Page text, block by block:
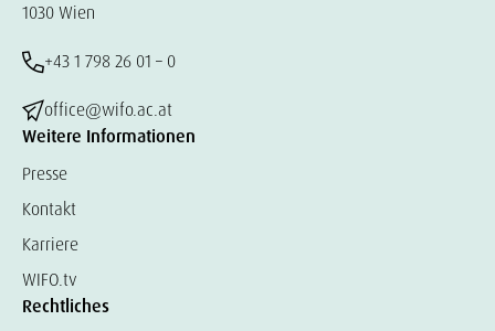
1030 Wien
+43 1 798 26 01 – 0
office@wifo.ac.at
Weitere Informationen
Presse
Kontakt
Karriere
WIFO.tv
Rechtliches